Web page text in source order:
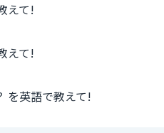
えて!
えて!
を英語で教えて!